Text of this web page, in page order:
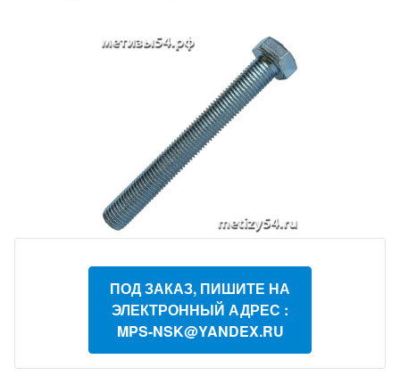
ПОД ЗАКАЗ, ПИШИТЕ НА
ЭЛЕКТРОННЫЙ АДРЕС :
MPS-NSK@YANDEX.RU